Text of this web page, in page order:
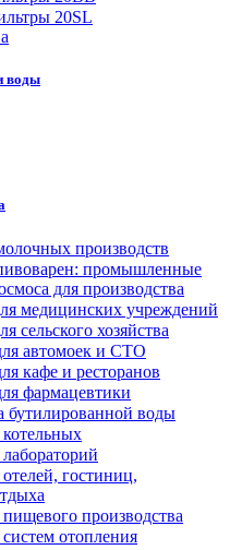
20SL
воды
производств
промышленные
для производства
медицинских учреждений
сельского хозяйства
автомоек и СТО
кафе и ресторанов
фармацевтики
бутилированной воды
гостиниц,
производства
отопления